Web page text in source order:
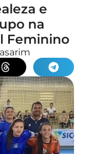
e
na
Feminino